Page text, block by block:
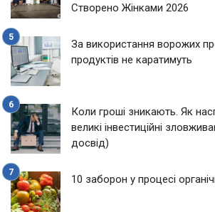
Створено Жінками 2026
За використання ворожих
продуктів не каратимуть
Коли гроші зникають. Як
великі інвестиційні
досвід)
10 заборон у процесі